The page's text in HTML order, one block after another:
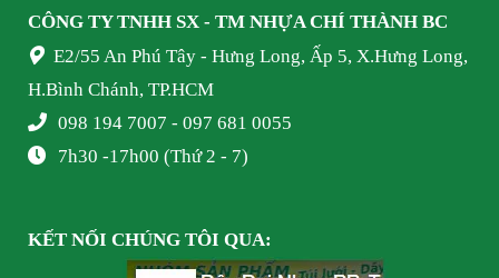
CÔNG TY TNHH SX - TM NHỰA CHÍ THÀNH BC
E2/55 An Phú Tây - Hưng Long, Ấp 5, X.Hưng Long,
H.Bình Chánh, TP.HCM
098 194 7007 - 097 681 0055
7h30 -17h00 (Thứ 2 - 7)
KẾT NỐI CHÚNG TÔI QUA: